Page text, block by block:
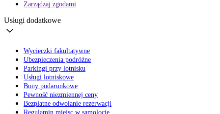
Zarządzaj zgodami
Usługi dodatkowe
Wycieczki fakultatywne
Ubezpieczenia podróżne
Parkingi przy lotnisku
Usługi lotniskowe
Bony podarunkowe
Pewność niezmiennej ceny
Bezpłatne odwołanie rezerwacji
Regulamin miejsc w samolocie